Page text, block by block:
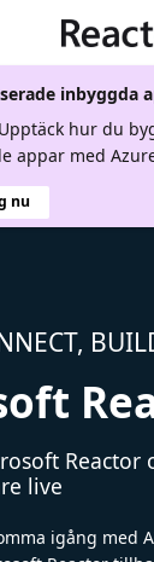
inbyggda
hur du
appar med
nu
Reactor
live
igång med